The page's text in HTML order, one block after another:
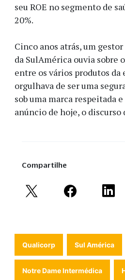
seu ROE no segmento de
20%.
Cinco anos atrás, um
da SulAmérica ouvia sobre
entre os vários produtos da
orgulhava de ser uma
sob uma marca respeitada
anúncio de hoje, o discurso
Compartilhe
Qualicorp Sul América
Notre Dame Intermédica